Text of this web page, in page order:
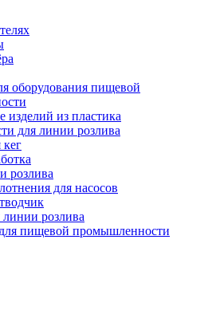
оборудования пищевой
изделий из пластика
для линии розлива
розлива
для насосов
линии розлива
пищевой промышленности